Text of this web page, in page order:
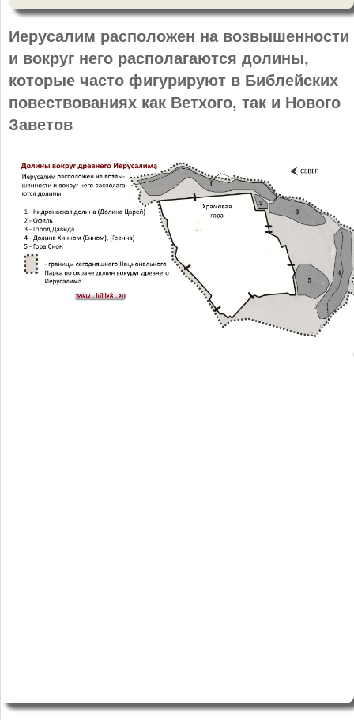
Иерусалим расположен на возвышенности
и вокруг него располагаются долины,
которые часто фигурируют в Библейских
повествованиях как Ветхого, так и Нового
Заветов